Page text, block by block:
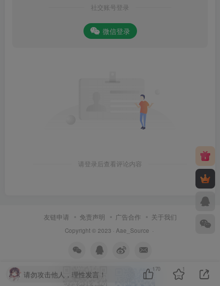
社交账号登录
微信登录
请登录后查看评论内容
友链申请 免责声明 广告合作 关于我们
Copyright © 2023 · Aae_Source ·
请勿攻击他人，理性发言！
170 1